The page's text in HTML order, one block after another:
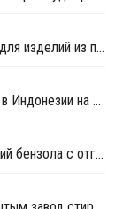
Индонезия продлила действие мер защиты для изделий из пенополистирола из Китая, Тайваня во Вьетнам
Chandra Asri закрыла производство стирола в Индонезии на ремонт
Pertamina объявила тендер на продажу партий бензола с отгрузкой в мае - июне